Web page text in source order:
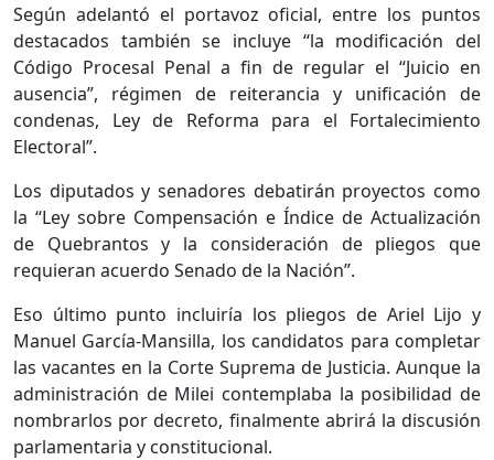
Según adelantó el portavoz oficial, entre los puntos
destacados también se incluye “la modificación del
Código Procesal Penal a fin de regular el “Juicio en
ausencia”, régimen de reiterancia y unificación de
condenas, Ley de Reforma para el Fortalecimiento
Electoral”.
Los diputados y senadores debatirán proyectos como
la “Ley sobre Compensación e Índice de Actualización
de Quebrantos y la consideración de pliegos que
requieran acuerdo Senado de la Nación”.
Eso último punto incluiría los pliegos de Ariel Lijo y
Manuel García-Mansilla, los candidatos para completar
las vacantes en la Corte Suprema de Justicia. Aunque la
administración de Milei contemplaba la posibilidad de
nombrarlos por decreto, finalmente abrirá la discusión
parlamentaria y constitucional.